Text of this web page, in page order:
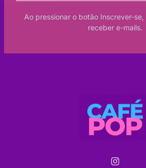
Ao pressionar o botão Inscrever-
receber e-mails.